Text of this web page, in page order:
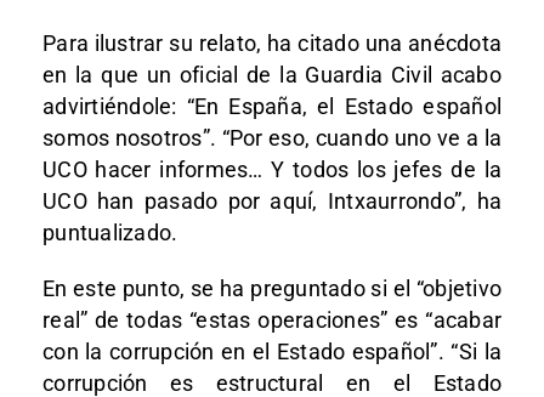
Para ilustrar su relato, ha citado una anécdota
en la que un oficial de la Guardia Civil acabo
advirtiéndole: “En España, el Estado español
somos nosotros”. “Por eso, cuando uno ve a la
UCO hacer informes… Y todos los jefes de la
UCO han pasado por aquí, Intxaurrondo”, ha
puntualizado.
En este punto, se ha preguntado si el “objetivo
real” de todas “estas operaciones” es “acabar
con la corrupción en el Estado español”. “Si la
corrupción es estructural en el Estado